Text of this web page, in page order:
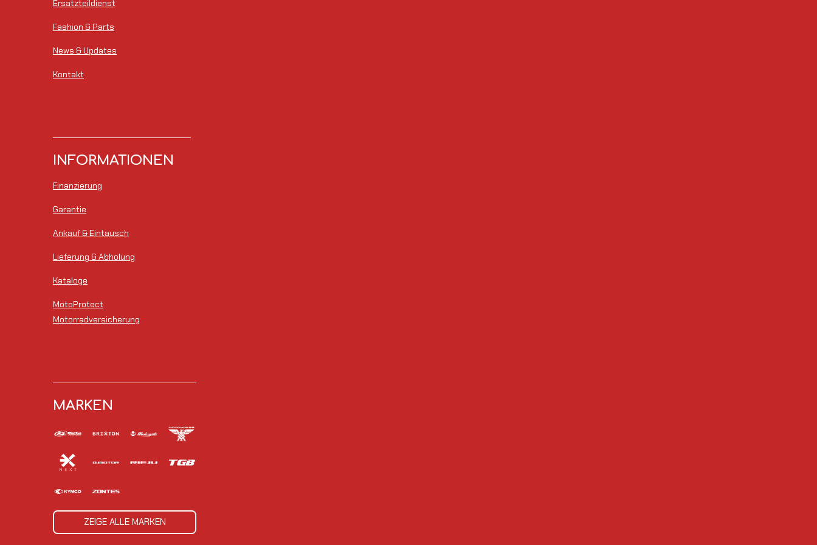
Ersatzteildienst
Fashion & Parts
News & Updates
Kontakt
INFORMATIONEN
Finanzierung
Garantie
Ankauf & Eintausch
Lieferung & Abholung
Kataloge
MotoProtect
Motorradversicherung
MARKEN
ZEIGE ALLE MARKEN